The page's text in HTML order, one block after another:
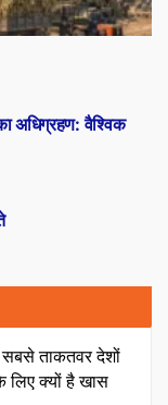
अधिग्रहण: वैश्विक
ताकतवर देशों
क्यों है खास